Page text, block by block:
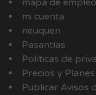
mapa de
mi cuenta
neuquen
Pasantías
Políticas de
Precios y Planes
Publicar Avisos